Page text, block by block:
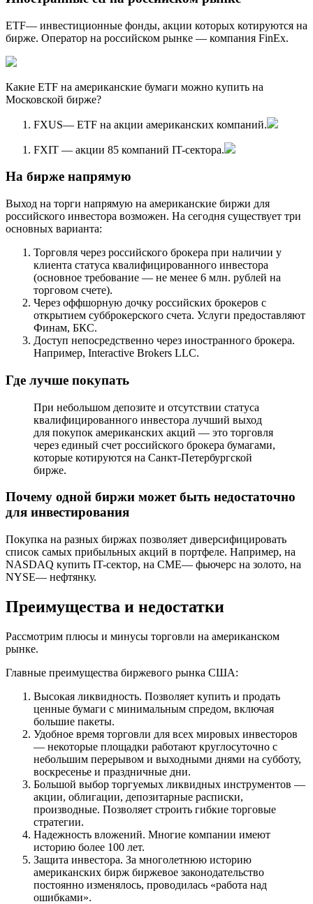
ETF— инвестиционные фонды, акции которых котируются на
бирже. Оператор на российском рынке — компания FinEx.
Какие ETF на американские бумаги можно купить на
Московской бирже?
FXUS— ETF на акции американских компаний.
FXIT — акции 85 компаний IT-сектора.
На бирже напрямую
Выход на торги напрямую на американские биржи для
российского инвестора возможен. На сегодня существует три
основных варианта:
Торговля через российского брокера при наличии у
клиента статуса квалифицированного инвестора
(основное требование — не менее 6 млн. рублей на
торговом счете).
Через оффшорную дочку российских брокеров с
открытием субброкерского счета. Услуги предоставляют
Финам, БКС.
Доступ непосредственно через иностранного брокера.
Например, Interactive Brokers LLC.
Где лучше покупать
При небольшом депозите и отсутствии статуса
квалифицированного инвестора лучший выход
для покупок американских акций — это торговля
через единый счет российского брокера бумагами,
которые котируются на Санкт-Петербургской
бирже.
Почему одной биржи может быть недостаточно
для инвестирования
Покупка на разных биржах позволяет диверсифицировать
список самых прибыльных акций в портфеле. Например, на
NASDAQ купить IT-сектор, на CME— фьючерс на золото, на
NYSE— нефтянку.
Преимущества и недостатки
Рассмотрим плюсы и минусы торговли на американском
рынке.
Главные преимущества биржевого рынка США:
Высокая ликвидность. Позволяет купить и продать
ценные бумаги с минимальным спредом, включая
большие пакеты.
Удобное время торговли для всех мировых инвесторов
— некоторые площадки работают круглосуточно с
небольшим перерывом и выходными днями на субботу,
воскресенье и праздничные дни.
Большой выбор торгуемых ликвидных инструментов —
акции, облигации, депозитарные расписки,
производные. Позволяет строить гибкие торговые
стратегии.
Надежность вложений. Многие компании имеют
историю более 100 лет.
Защита инвестора. За многолетнюю историю
американских бирж биржевое законодательство
постоянно изменялось, проводилась «работа над
ошибками».